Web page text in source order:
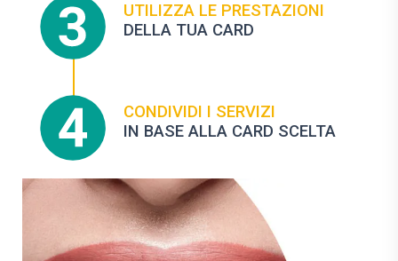
UTILIZZA LE PRESTAZIONI
DELLA TUA CARD
CONDIVIDI I SERVIZI
IN BASE ALLA CARD SCELTA